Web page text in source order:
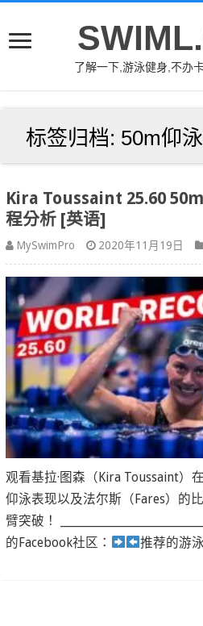
了解一下,游泳健身,不办
标签归档: 50m仰
Kira Toussaint 25.60
程分析 [英语]
MySwimPro 2020年11月19日
观看基拉·图森（Kira Toussaint）
仰泳表现以及法尔斯（Fares）的
臂突破！
的Facebook社区：
推荐的游